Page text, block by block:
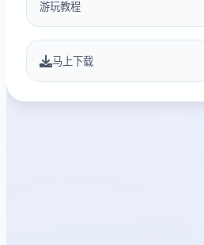
游玩教程
马上下载